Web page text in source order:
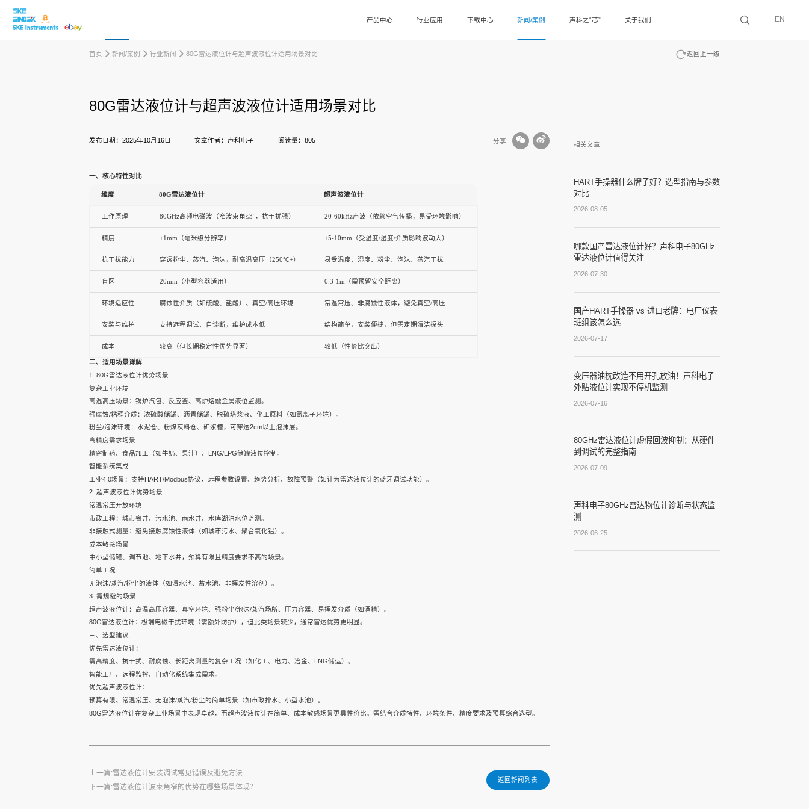
产品中心 行业应用 下载中心 新闻/案例 声科之“芯” 关于我们
雷达水位计 雷达水位计
EN
首页 新闻/案例 行业新闻 80G雷达液位计与超声波液位计适用场景对比 返回上一级
80G雷达液位计与超声波液位计适用场景对比
发布日期：2025年10月16日 文章作者：声科电子 阅读量：805 分享
一、核心特性对比
维度 80G雷达液位计 超声波液位计
工作原理 80GHz高频电磁波（窄波束角≤3°，抗干扰强） 20-60kHz声波（依赖空气传播，易受环境影响）
精度 ±1mm（毫米级分辨率） ±5-10mm（受温度/湿度/介质影响波动大）
抗干扰能力 穿透粉尘、蒸汽、泡沫，耐高温高压（250℃+） 易受温度、湿度、粉尘、泡沫、蒸汽干扰
盲区 20mm（小型容器适用） 0.3-1m（需预留安全距离）
环境适应性 腐蚀性介质（如硫酸、盐酸）、真空/高压环境 常温常压、非腐蚀性液体，避免真空/高压
安装与维护 支持远程调试、自诊断，维护成本低 结构简单，安装便捷，但需定期清洁探头
成本 较高（但长期稳定性优势显著） 较低（性价比突出）
二、适用场景详解
1. 80G雷达液位计优势场景
复杂工业环境
高温高压场景：锅炉汽包、反应釜、高炉熔融金属液位监测。
强腐蚀/粘稠介质：浓硫酸储罐、沥青储罐、脱硫塔浆液、化工原料（如氯离子环境）。
粉尘/泡沫环境：水泥仓、粉煤灰料仓、矿浆槽，可穿透2cm以上泡沫层。
高精度需求场景
精密制药、食品加工（如牛奶、果汁）、LNG/LPG储罐液位控制。
智能系统集成
工业4.0场景：支持HART/Modbus协议，远程参数设置、趋势分析、故障预警（如计为雷达液位计的蓝牙调试功能）。
2. 超声波液位计优势场景
常温常压开放环境
市政工程：城市窨井、污水池、雨水井、水库湖泊水位监测。
非接触式测量：避免接触腐蚀性液体（如城市污水、聚合氧化铝）。
成本敏感场景
中小型储罐、调节池、地下水井，预算有限且精度要求不高的场景。
简单工况
无泡沫/蒸汽/粉尘的液体（如清水池、蓄水池、非挥发性溶剂）。
3. 需规避的场景
超声波液位计：高温高压容器、真空环境、强粉尘/泡沫/蒸汽场所、压力容器、易挥发介质（如酒精）。
80G雷达液位计：极端电磁干扰环境（需额外防护），但此类场景较少，通常雷达优势更明显。
三、选型建议
优先雷达液位计：
需高精度、抗干扰、耐腐蚀、长距离测量的复杂工况（如化工、电力、冶金、LNG储运）。
智能工厂、远程监控、自动化系统集成需求。
优先超声波液位计：
预算有限、常温常压、无泡沫/蒸汽/粉尘的简单场景（如市政排水、小型水池）。
80G雷达液位计在复杂工业场景中表现卓越，而超声波液位计在简单、成本敏感场景更具性价比。需结合介质特性、环境条件、精度要求及预算综合选型。
上一篇:雷达液位计安装调试常见错误及避免方法
下一篇:雷达液位计波束角窄的优势在哪些场景体现？
返回新闻列表
相关文章
HART手操器什么牌子好？选型指南与参数
对比
2026-08-05
哪款国产雷达液位计好？声科电子80GHz
雷达液位计值得关注
2026-07-30
国产HART手操器 vs 进口老牌：电厂仪表
班组该怎么选
2026-07-17
变压器油枕改造不用开孔放油！声科电子
外贴液位计实现不停机监测
2026-07-16
80GHz雷达液位计虚假回波抑制：从硬件
到调试的完整指南
2026-07-09
声科电子80GHz雷达物位计诊断与状态监
测
2026-06-25